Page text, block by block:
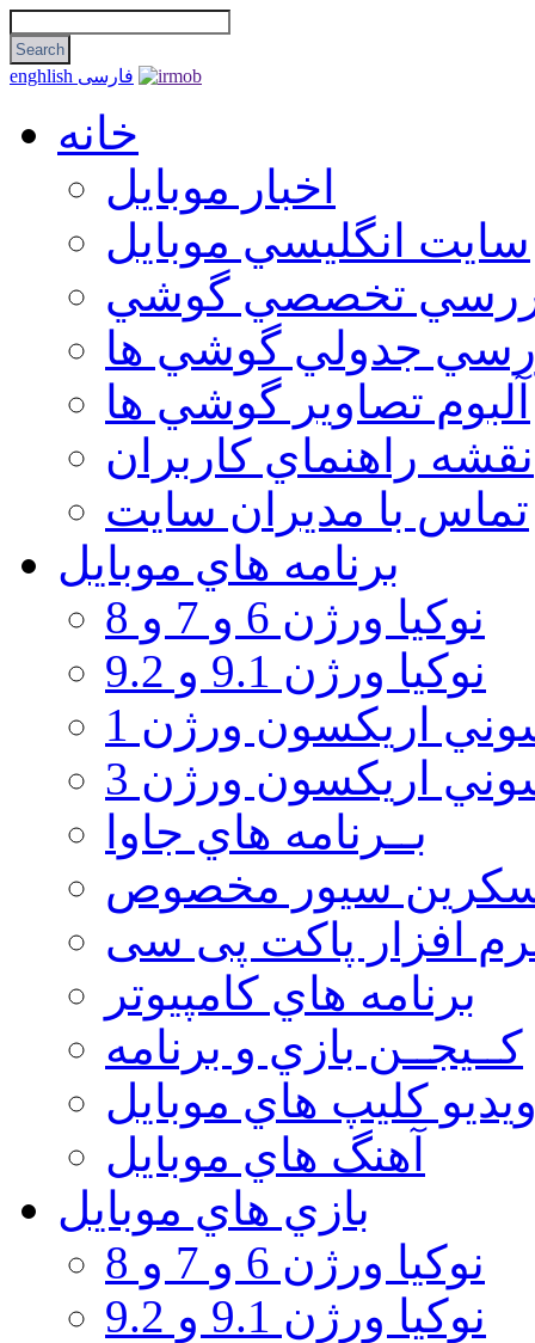
enghlish فارسی
خانه
اخبار موبایل
سايت انگليسي موبايل
تخصصي گوشي
جدولي گوشي ها
آلبوم تصاوير گوشي ها
نقشه راهنماي كاربران
تماس با مديران سايت
برنامه هاي موبايل
نوکیا ورژن 6 و 7 و 8
نوکیا ورژن 9.1 و 9.2
اريكسون ورژن 1
اريكسون ورژن 3
بــرنامه هاي جاوا
سيور مخصوص
افزار پاکت پی سی
برنامه هاي كامپيوتر
كــيجــن بازي و برنامه
كليپ هاي موبايل
آهنگ هاي موبايل
بازي هاي موبايل
نوكيا ورژن 6 و 7 و 8
نوكيا ورژن 9.1 و 9.2